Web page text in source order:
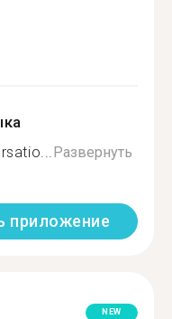
Развернуть
приложение
NEW